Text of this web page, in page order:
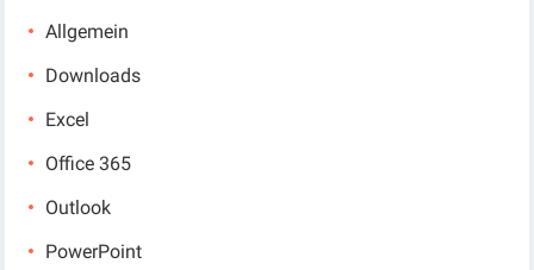
Allgemein
Downloads
Excel
Office 365
Outlook
PowerPoint